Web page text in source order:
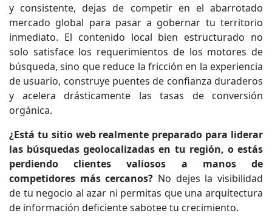
y consistente, dejas de competir en el abarrotado
mercado global para pasar a gobernar tu territorio
inmediato. El contenido local bien estructurado no
solo satisface los requerimientos de los motores de
búsqueda, sino que reduce la fricción en la experiencia
de usuario, construye puentes de confianza duraderos
y acelera drásticamente las tasas de conversión
orgánica.
¿Está tu sitio web realmente preparado para liderar
las búsquedas geolocalizadas en tu región, o estás
perdiendo clientes valiosos a manos de
competidores más cercanos? No dejes la visibilidad
de tu negocio al azar ni permitas que una arquitectura
de información deficiente sabotee tu crecimiento.